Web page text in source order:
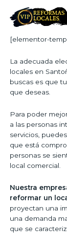
[elementor-
La adecuada
locales en
buscas es que
que deseas.
Para poder
a las personas
servicios,
que está
personas se
local comercial.
Nuestra
reformar un
proyectan una
una demanda
que se